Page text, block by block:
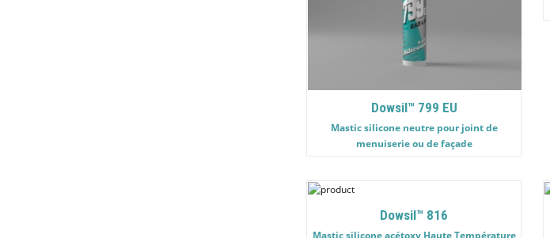
Dowsil™ 799 EU
Mastic silicone neutre pour joint de
menuiserie ou de façade
Dowsil™ 816
Mastic silicone acétoxy Haute Température